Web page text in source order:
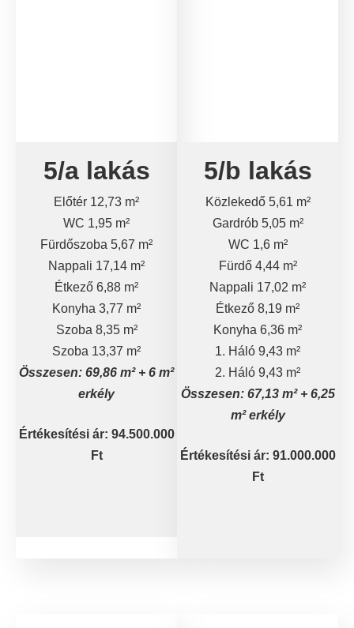
5/a lakás
Előtér 12,73 m²
WC 1,95 m²
Fürdőszoba 5,67 m²
Nappali 17,14 m²
Étkező 6,88 m²
Konyha 3,77 m²
Szoba 8,35 m²
Szoba 13,37 m²
Összesen: 69,86 m² + 6 m²
erkély
Értékesítési ár: 94.500.000
Ft
5/b lakás
Közlekedő 5,61 m²
Gardrób 5,05 m²
WC 1,6 m²
Fürdő 4,44 m²
Nappali 17,02 m²
Étkező 8,19 m²
Konyha 6,36 m²
1. Háló 9,43 m²
2. Háló 9,43 m²
Összesen: 67,13 m² + 6,25
m² erkély
Értékesítési ár: 91.000.000
Ft